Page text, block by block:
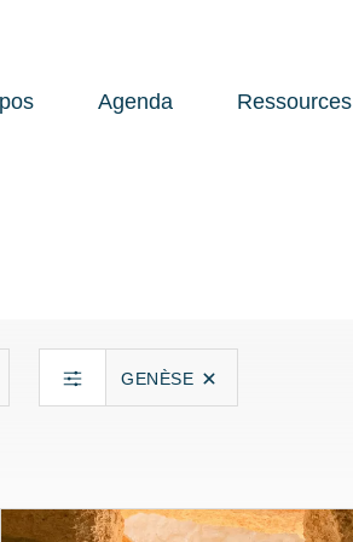
Agenda Ressources
GENÈSE